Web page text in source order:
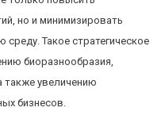
но и минимизировать
Такое стратегическое
биоразнообразия,
также увеличению
бизнесов.